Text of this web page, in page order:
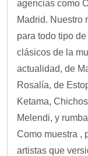
agencias como
Madrid. Nuestro
para todo tipo
clásicos de la
actualidad, de
Rosalía, de
Ketama,
Melendi, y
Como muestra ,
artistas que